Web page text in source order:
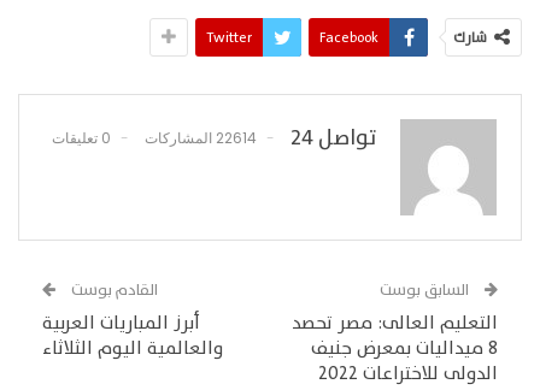
شارك Facebook
Twitter
تواصل 24 22614 المشاركات 0 تعليقات
السابق بوست
التعليم العالى: مصر تحصد
8 ميداليات بمعرض جنيف
الدولى للاختراعات 2022
القادم بوست
أبرز المباريات العربية
والعالمية اليوم الثلاثاء